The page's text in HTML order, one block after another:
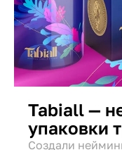
Tabiall —
упаковки
Создали